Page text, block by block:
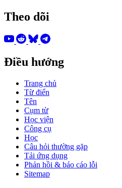
Theo dõi
Điều hướng
Trang chủ
Từ điển
Tên
Cụm từ
Học viện
Công cụ
Học
Câu hỏi thường gặp
Tải ứng dụng
Phản hồi & báo cáo lỗi
Sitemap